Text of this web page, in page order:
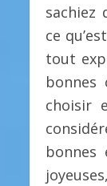
sachiez
ce
tout
bonnes
choisir
bonnes